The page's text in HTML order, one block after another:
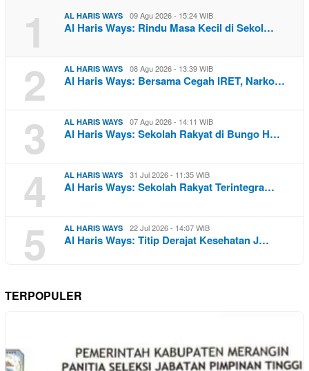
1 AL HARIS WAYS 09 Agu 2026 - 15:24 WIB
Al Haris Ways: Rindu Masa Kecil di Sekol…
2 AL HARIS WAYS 08 Agu 2026 - 13:39 WIB
Al Haris Ways: Bersama Cegah IRET, Narko…
3 AL HARIS WAYS 07 Agu 2026 - 14:11 WIB
Al Haris Ways: Sekolah Rakyat di Bungo H…
4 AL HARIS WAYS 31 Jul 2026 - 11:35 WIB
Al Haris Ways: Sekolah Rakyat Terintegra…
5 AL HARIS WAYS 22 Jul 2026 - 14:07 WIB
Al Haris Ways: Titip Derajat Kesehatan J…
TERPOPULER